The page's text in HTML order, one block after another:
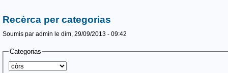
Recèrca per categorias
Soumis par admin le dim, 29/09/2013 - 09:42
Categorias